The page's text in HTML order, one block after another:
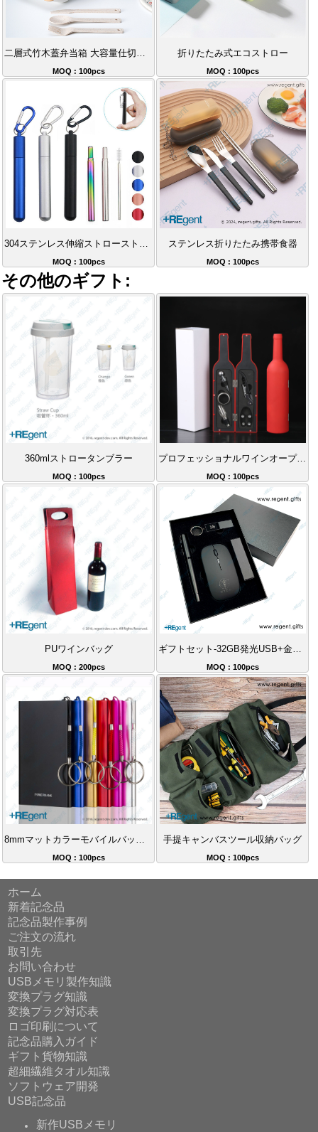
二層式竹木蓋弁当箱 大容量仕切り弁当箱
MOQ : 100pcs
折りたたみ式エコストロー
MOQ : 100pcs
MOQ : 100pcs
ステンレス折りたたみ携帯食器
MOQ : 100pcs
その他のギフト:
360mlストロータンブラー
MOQ : 100pcs
プロフェッショナルワインオープナーセット5点ステンレス酒器ギフトボックス 香港の家庭での宴会に必須のツール
MOQ : 100pcs
PUワインバッグ
MOQ : 200pcs
ギフトセット-32GB発光USB+金属ボールペン+発光マウス
MOQ : 100pcs
8mmマットカラーモバイルバッテリー4000mAh
MOQ : 100pcs
手提キャンバスツール収納バッグ
MOQ : 100pcs
ホーム
新着記念品
記念品製作事例
ご注文の流れ
取引先
お問い合わせ
USBメモリ製作知識
変換プラグ知識
変換プラグ対応表
ロゴ印刷について
記念品購入ガイド
ギフト貨物知識
超細繊維タオル知識
ソフトウェア開発
USB記念品
新作USBメモリ